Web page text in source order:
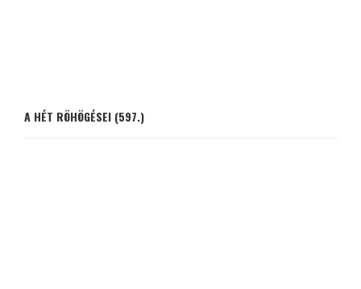
A HÉT RÖHÖGÉSEI (597.)